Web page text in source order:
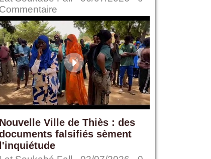
Commentaire
Nouvelle Ville de Thiès : des
falsifiés sèment
l'inquiétude